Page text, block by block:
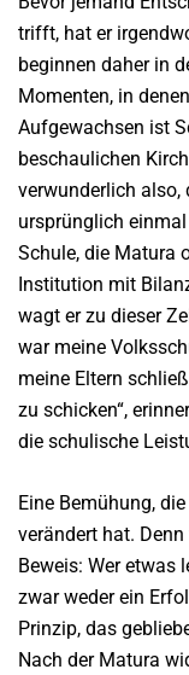
trifft, hat er
beginnen daher in
Momenten, in
Aufgewachsen ist
beschaulichen
verwunderlich
ursprünglich
Schule, die Matura
Institution mit
wagt er zu dieser
war meine
meine Eltern
zu schicken“,
die schulische
Eine Bemühung,
verändert hat.
Beweis: Wer etwas
zwar weder ein
Prinzip, das
Nach der Matura